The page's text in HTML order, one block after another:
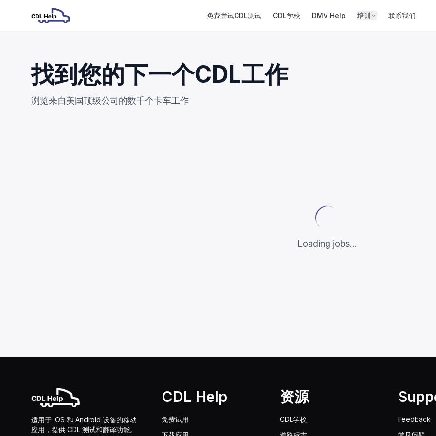
免费尝试CDL测试 CDL学校 DMV Help 培训 联系我们
找到您的下一个CDL工作
浏览来自美国顶级公司的数千个卡车工作
Loading jobs...
适用于 iOS 和 Android 设备的移动
应用，提供 CDL 测试和翻译功能。
CDL Help
免费试用
资源
CDL学校
Feedback